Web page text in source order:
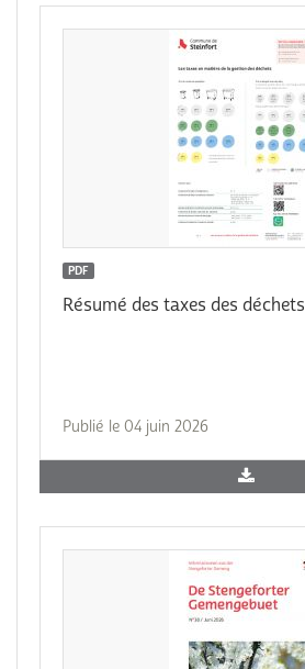
PDF
Résumé des taxes des déchets
Publié le 04 juin 2026